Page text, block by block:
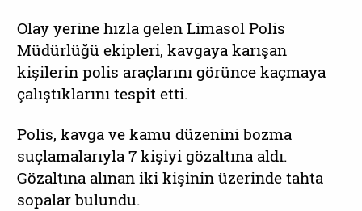
Olay yerine hızla gelen Limasol Polis
Müdürlüğü ekipleri, kavgaya karışan
kişilerin polis araçlarını görünce kaçmaya
çalıştıklarını tespit etti.
Polis, kavga ve kamu düzenini bozma
suçlamalarıyla 7 kişiyi gözaltına aldı.
Gözaltına alınan iki kişinin üzerinde tahta
sopalar bulundu.